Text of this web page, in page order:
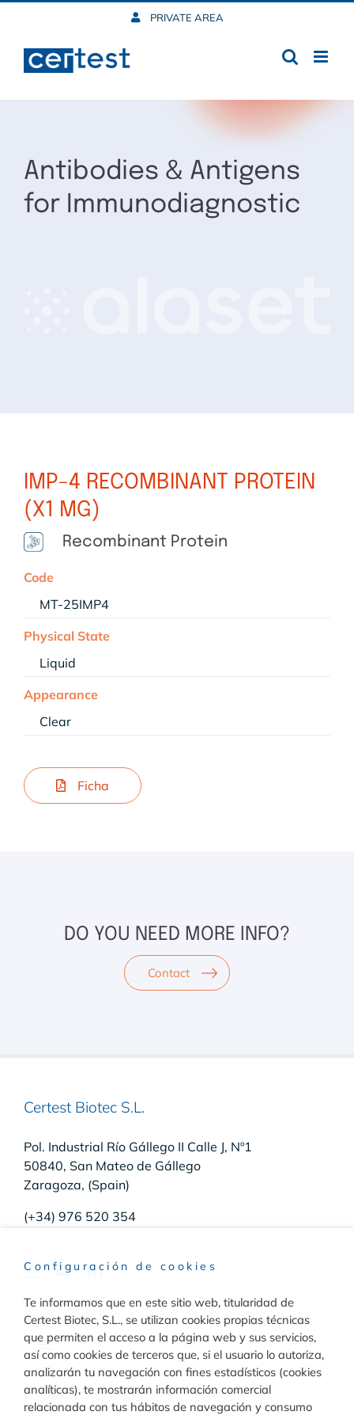
content
PRIVATE AREA
Antibodies & Antigens
for Immunodiagnostic
IMP-4 RECOMBINANT PROTEIN
(X1 MG)
Recombinant Protein
Code
MT-25IMP4
Physical State
Liquid
Appearance
Clear
Ficha
DO YOU NEED MORE INFO?
Contact
Certest Biotec S.L.
Pol. Industrial Río Gállego II Calle J, Nº1
50840, San Mateo de Gállego
Zaragoza, (Spain)
(+34) 976 520 354
Raw Materials
Toggle
Navigation
Materiales para inmunodiagnóstico
Diagnóstico
Configuración de cookies
Te informamos que en este sitio web, titularidad de
Certest Biotec, S.L., se utilizan cookies propias técnicas
que permiten el acceso a la página web y sus servicios,
así como cookies de terceros que, si el usuario lo autoriza,
analizarán tu navegación con fines estadísticos (cookies
analíticas), te mostrarán información comercial
relacionada con tus hábitos de navegación y consumo